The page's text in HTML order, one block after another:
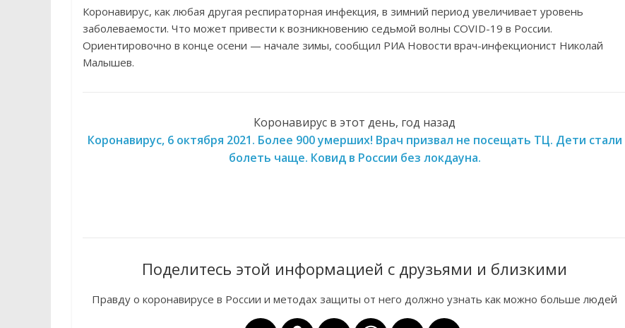
Коронавирус, как любая другая респираторная инфекция, в зимний период увеличивает уровень
заболеваемости. Что может привести к возникновению седьмой волны COVID-19 в России.
Ориентировочно в конце осени — начале зимы, сообщил РИА Новости врач-инфекционист Николай
Малышев.
Коронавирус в этот день, год назад
Коронавирус, 6 октября 2021. Более 900 умерших! Врач призвал не посещать ТЦ. Дети стали
болеть чаще. Ковид в России без локдауна.
Поделитесь этой информацией с друзьями и близкими
Правду о коронавирусе в России и методах защиты от него должно узнать как можно больше людей